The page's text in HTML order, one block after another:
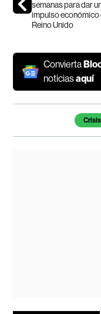
semanas para dar
impulso económico
Reino Unido
Convierta
noticiasaquí
Temas de este